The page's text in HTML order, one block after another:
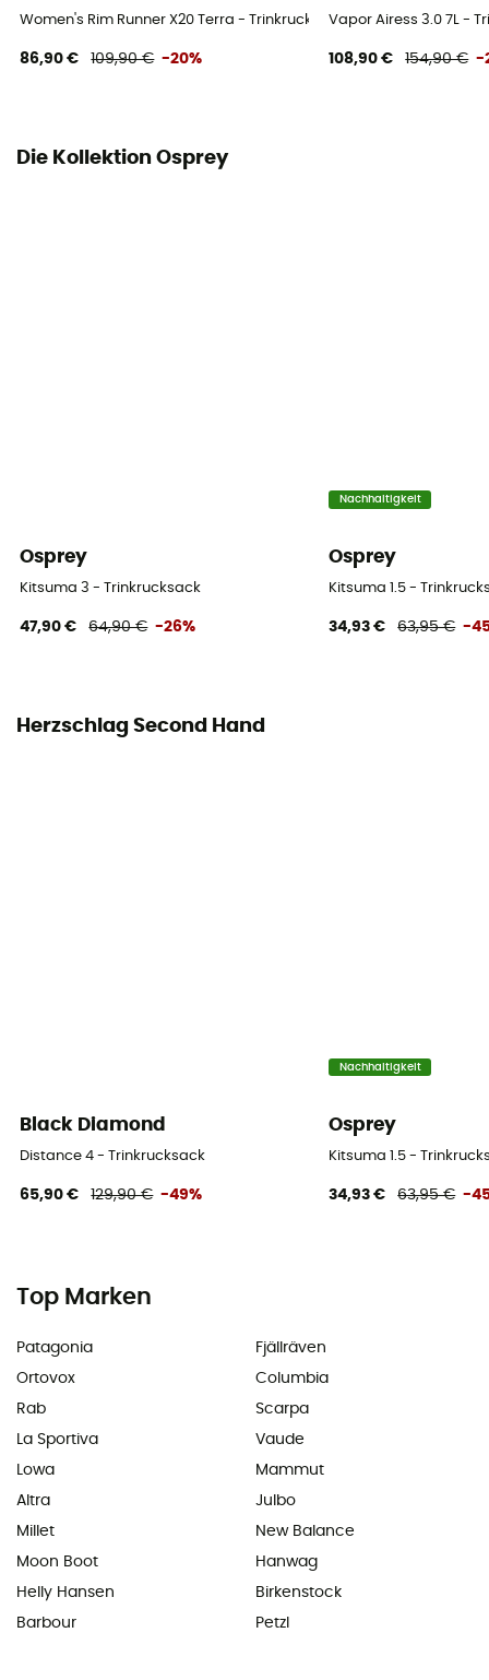
Women's Rim Runner X20 Terra - Trinkrucksack
86,90 € 109,90 € -20%
Vapor Airess 3.0 7L -
108,90 € 154,90 € -
Die Kollektion Osprey
Osprey
Kitsuma 3 - Trinkrucksack
47,90 € 64,90 € -26%
Nachhaltigkeit
Osprey
Kitsuma 1.5 -
34,93 € 63,95 € -
Herzschlag Second Hand
Black Diamond
Distance 4 - Trinkrucksack
65,90 € 129,90 € -49%
Nachhaltigkeit
Osprey
Kitsuma 1.5 -
34,93 € 63,95 € -
Top Marken
Patagonia
Ortovox
Rab
La Sportiva
Lowa
Altra
Millet
Moon Boot
Helly Hansen
Barbour
Fjällräven
Columbia
Scarpa
Vaude
Mammut
Julbo
New Balance
Hanwag
Birkenstock
Petzl